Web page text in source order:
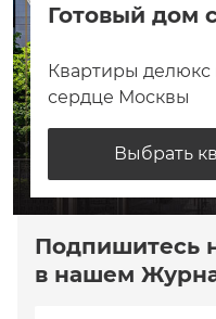
Готовый дом
Квартиры делюкс
сердце Москвы
Выбрать
Подпишитесь
в нашем